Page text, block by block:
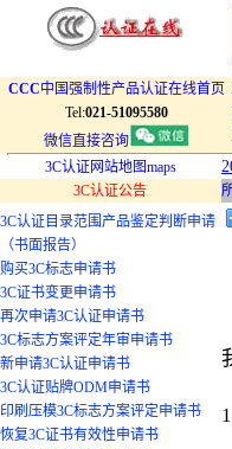
CCC中国强制性产品认证在线首页
Tel:021-51095580
微信直接咨询
3C认证网站地图maps
3C认证公告
3C认证目录范围产品鉴定判断申请
（书面报告）
购买3C标志申请书
3C证书变更申请书
再次申请3C认证申请书
3C标志方案评定年审申请书
新申请3C认证申请书
3C认证贴牌ODM申请书
印刷压模3C标志方案评定申请书
恢复3C证书有效性申请书